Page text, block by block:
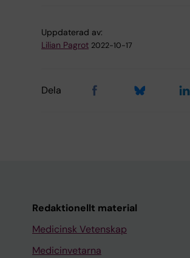
Uppdaterad av:
Lilian Pagrot 2022-10-17
Dela
Redaktionellt material
Medicinsk Vetenskap
Medicinvetarna